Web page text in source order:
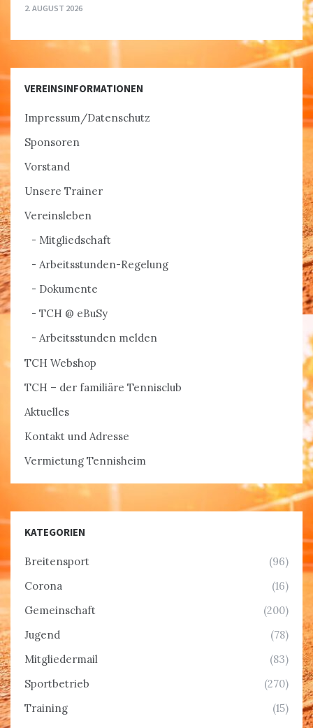
2. AUGUST 2026
VEREINSINFORMATIONEN
Impressum/Datenschutz
Sponsoren
Vorstand
Unsere Trainer
Vereinsleben
Mitgliedschaft
Arbeitsstunden-Regelung
Dokumente
TCH @ eBuSy
Arbeitsstunden melden
TCH Webshop
TCH – der familiäre Tennisclub
Aktuelles
Kontakt und Adresse
Vermietung Tennisheim
KATEGORIEN
Breitensport
(96)
Corona
(16)
Gemeinschaft
(200)
Jugend
(78)
Mitgliedermail
(83)
Sportbetrieb
(270)
Training
(15)